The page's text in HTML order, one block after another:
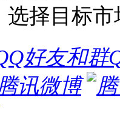
选择目标
讯微博